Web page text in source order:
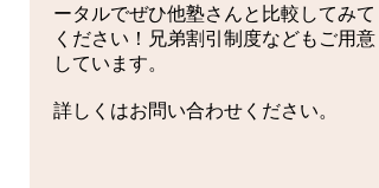
ータルでぜひ他塾さんと比較してみて
ください！兄弟割引制度などもご用意
しています。
詳しくはお問い合わせください。